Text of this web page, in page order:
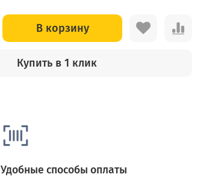
В корзину
Купить в 1 клик
Удобные способы оплаты